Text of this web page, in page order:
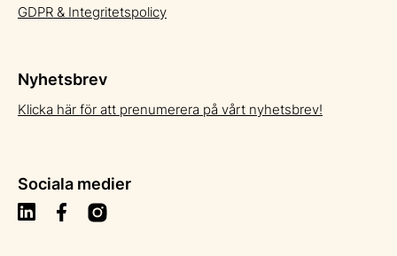
GDPR & Integritetspolicy
Nyhetsbrev
Klicka här för att prenumerera på vårt nyhetsbrev!
Sociala medier